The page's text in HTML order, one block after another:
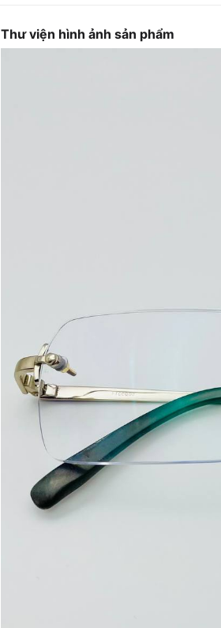
Thư viện hình ảnh sản phẩm